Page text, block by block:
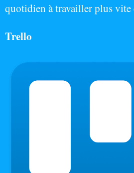
quotidien à travailler plus vite
Trello